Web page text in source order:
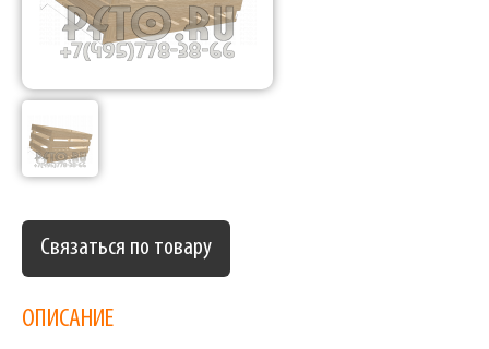
Связаться по товару
ОПИСАНИЕ